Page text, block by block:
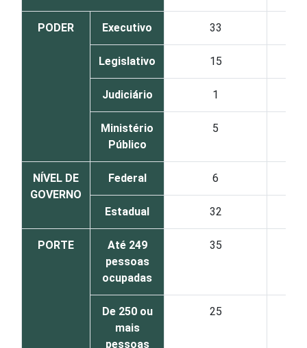
PODER Executivo 33
Legislativo 15
Judiciário 1
Ministério
Público
5
NÍVEL DE
GOVERNO
Federal 6
Estadual 32
PORTE
Até 249
pessoas
ocupadas
35
De 250 ou
mais
pessoas
25